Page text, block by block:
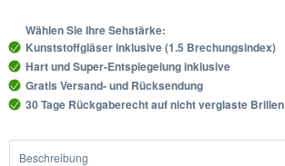
Wählen Sie Ihre Sehstärke:
Kunststoffgläser inklusive (1.5 Brechungsindex)
Hart und Super-Entspiegelung inklusive
Gratis Versand- und Rücksendung
30 Tage Rückgaberecht auf nicht verglaste Brillen
Beschreibung